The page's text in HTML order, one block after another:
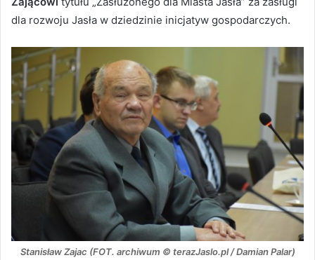
dla rozwoju Jasła w dziedzinie inicjatyw gospodarczych.
Stanisław Zajac (FOT. archiwum © terazJaslo.pl / Damian Palar)